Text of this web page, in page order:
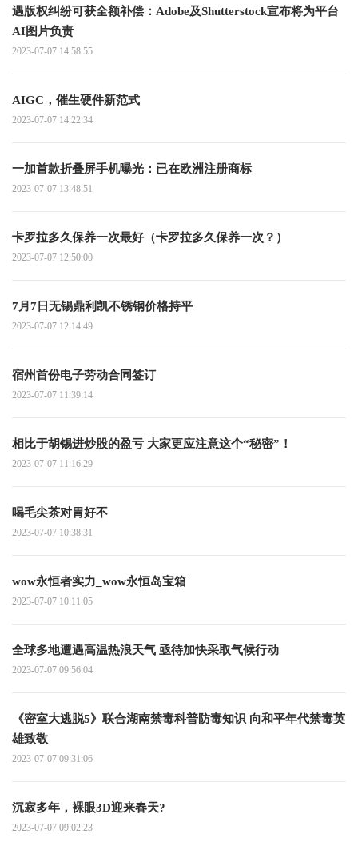
遇版权纠纷可获全额补偿：Adobe及Shutterstock宣布将为平台
AI图片负责
2023-07-07 14:58:55
AIGC，催生硬件新范式
2023-07-07 14:22:34
一加首款折叠屏手机曝光：已在欧洲注册商标
2023-07-07 13:48:51
卡罗拉多久保养一次最好（卡罗拉多久保养一次？）
2023-07-07 12:50:00
7月7日无锡鼎利凯不锈钢价格持平
2023-07-07 12:14:49
宿州首份电子劳动合同签订
2023-07-07 11:39:14
相比于胡锡进炒股的盈亏 大家更应注意这个“秘密”！
2023-07-07 11:16:29
喝毛尖茶对胃好不
2023-07-07 10:38:31
wow永恒者实力_wow永恒岛宝箱
2023-07-07 10:11:05
全球多地遭遇高温热浪天气 亟待加快采取气候行动
2023-07-07 09:56:04
《密室大逃脱5》联合湖南禁毒科普防毒知识 向和平年代禁毒英
雄致敬
2023-07-07 09:31:06
沉寂多年，裸眼3D迎来春天?
2023-07-07 09:02:23